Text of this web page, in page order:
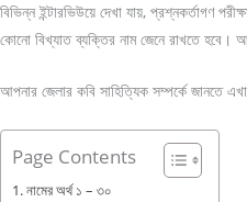
বিভিন্ন ইন্টারভিউয়ে দেখা যায়, প্রশ্নকর্তাগণ
কোনো বিখ্যাত ব্যক্তির নাম জেনে রাখতে হবে।
আপনার জেলার কবি সাহিত্যিক সম্পর্কে জানতে
Page Contents
নামের অর্থ ১ – ৩০